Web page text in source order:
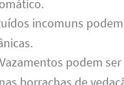
incomuns
podem